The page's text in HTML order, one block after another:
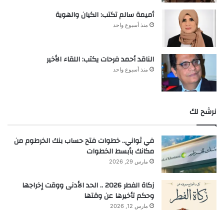
أميمة سالم تكتب: الكيان والهوية
منذ أسبوع واحد
الناقد أحمد فرحات يكتب: اللقاء الأخير
منذ أسبوع واحد
نرشح لك
في ثواني.. خطوات فتح حساب بنك الخرطوم من
مكانك بأبسط الخطوات
مارس 29, 2026
زكاة الفطر 2026 .. الحد الأدنى ووقت إخراجها
وحكم تأخيرها عن وقتها
مارس 12, 2026